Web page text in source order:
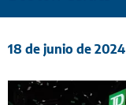
18 de junio de 2024